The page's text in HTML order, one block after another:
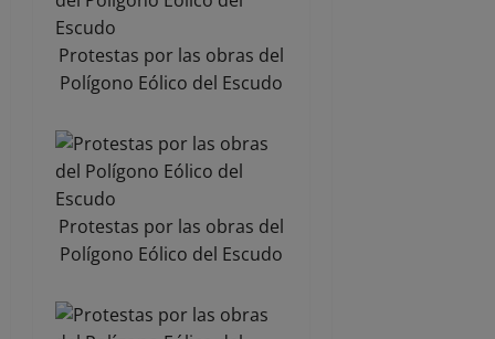
Protestas por las obras del
Polígono Eólico del Escudo
Protestas por las obras del
Polígono Eólico del Escudo